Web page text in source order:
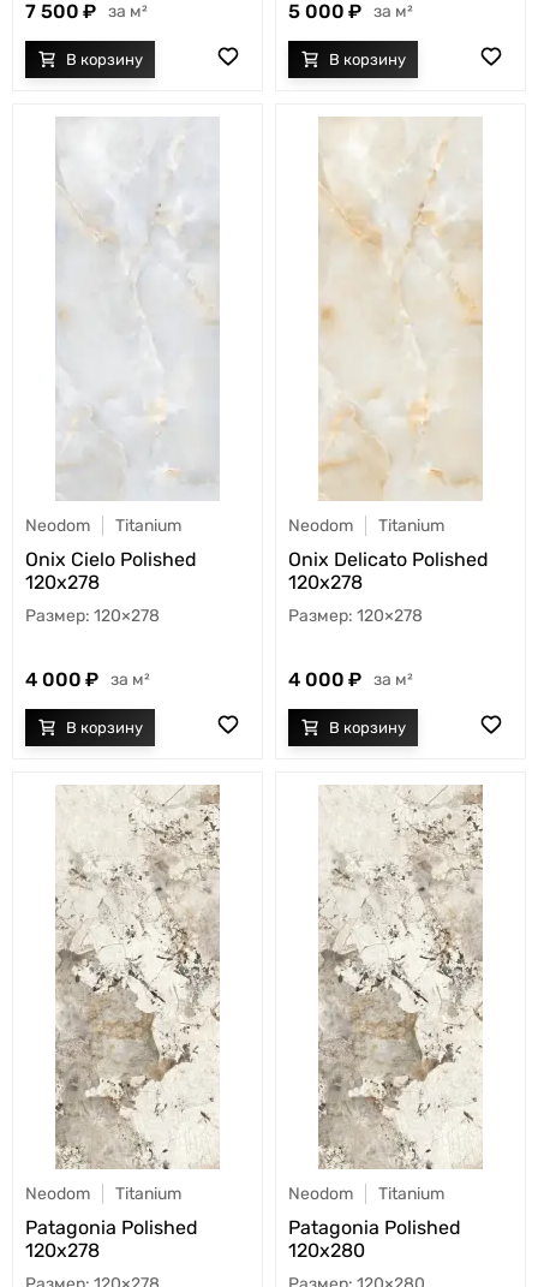
7 500 м² 5 000 м²
Neodom Titanium
Onix Cielo Polished
120x278
120×278
4 000 м²
Neodom Titanium
Onix Delicato Polished
120x278
120×278
4 000 м²
Neodom Titanium
Patagonia Polished
120x278
Neodom Titanium
Patagonia Polished
120x280